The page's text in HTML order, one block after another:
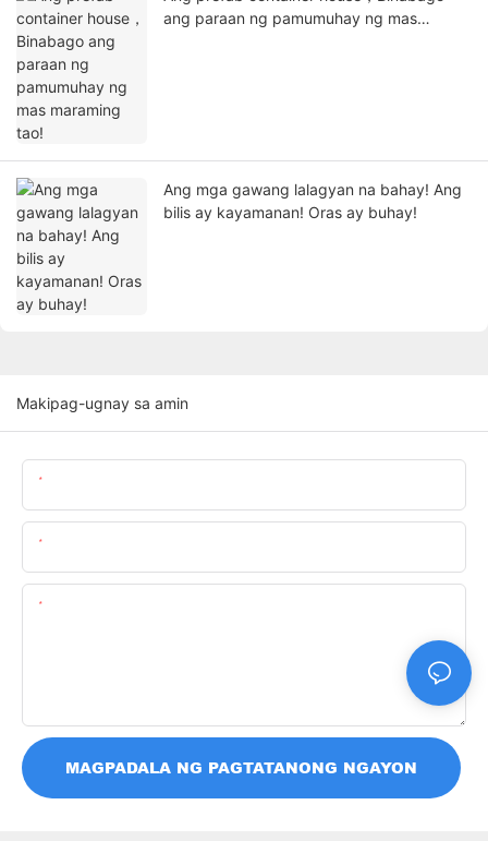
ang paraan ng pamumuhay ng mas
Ang mga gawang lalagyan na bahay! Ang
bilis ay kayamanan! Oras ay buhay!
Makipag-ugnay sa amin
MAGPADALA NG PAGTATANONG NGAYON